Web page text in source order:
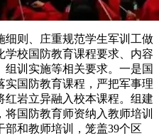
则、庄重规范学生军训工做
学校国防教育课程要求、内容
训实施等相关要求。一是国
实国防教育课程，严把军事理
岩立异融入校本课程。组建
国防教育师资纳入教师培训
和教师培训，笼盖39个区